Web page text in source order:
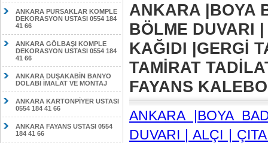
ANKARA PURSAKLAR KOMPLE
DEKORASYON USTASI 0554 184
41 66
ANKARA GÖLBAŞI KOMPLE
DEKORASYON USTASI 0554 184
41 66
ANKARA DUŞAKABİN BANYO
DOLABI İMALAT VE MONTAJ
ANKARA KARTONPİYER USTASI
0554 184 41 66
ANKARA FAYANS USTASI 0554
184 41 66
ANKARA |BOYA
BÖLME DUVARI
KAĞIDI |GERGİ
TAMİRAT
FAYANS
ANKARA |BOYA
DUVARI | ALÇI |